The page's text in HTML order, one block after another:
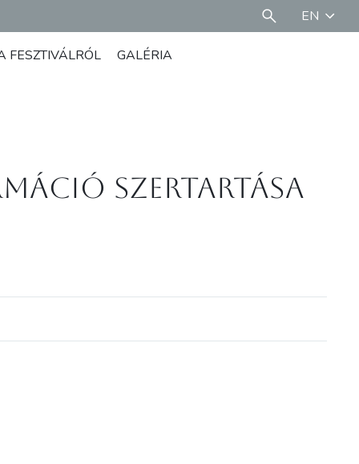
EN
FESZTIVÁLRÓL GALÉRIA
Szertartása